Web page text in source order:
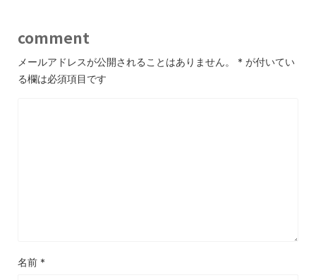
comment
メールアドレスが公開されることはありません。 * が付いてい
る欄は必須項目です
名前 *